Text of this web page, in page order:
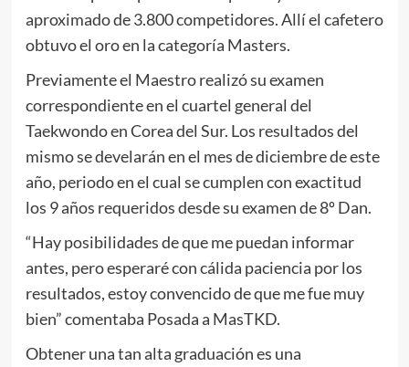
aproximado de 3.800 competidores. Allí el cafetero
obtuvo el oro en la categoría Masters.
Previamente el Maestro realizó su examen
correspondiente en el cuartel general del
Taekwondo en Corea del Sur. Los resultados del
mismo se develarán en el mes de diciembre de este
año, periodo en el cual se cumplen con exactitud
los 9 años requeridos desde su examen de 8º Dan.
“Hay posibilidades de que me puedan informar
antes, pero esperaré con cálida paciencia por los
resultados, estoy convencido de que me fue muy
bien” comentaba Posada a MasTKD.
Obtener una tan alta graduación es una